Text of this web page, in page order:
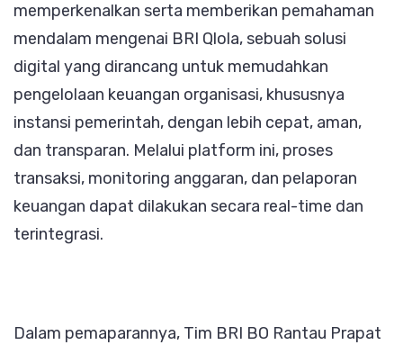
memperkenalkan serta memberikan pemahaman
mendalam mengenai BRI Qlola, sebuah solusi
digital yang dirancang untuk memudahkan
pengelolaan keuangan organisasi, khususnya
instansi pemerintah, dengan lebih cepat, aman,
dan transparan. Melalui platform ini, proses
transaksi, monitoring anggaran, dan pelaporan
keuangan dapat dilakukan secara real-time dan
terintegrasi.
Dalam pemaparannya, Tim BRI BO Rantau Prapat